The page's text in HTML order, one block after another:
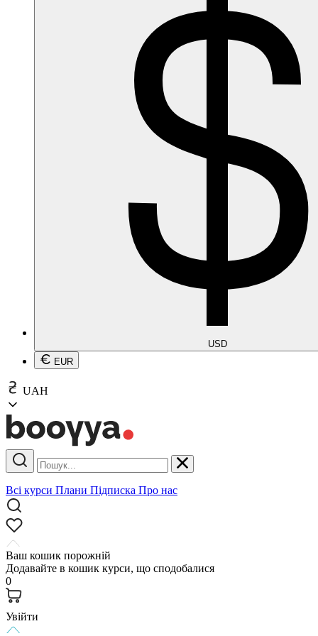
USD
EUR
UAH
Всі курси Плани Підписка Про нас
Ваш кошик порожній
Додавайте в кошик курси, що сподобалися
0
Увійти